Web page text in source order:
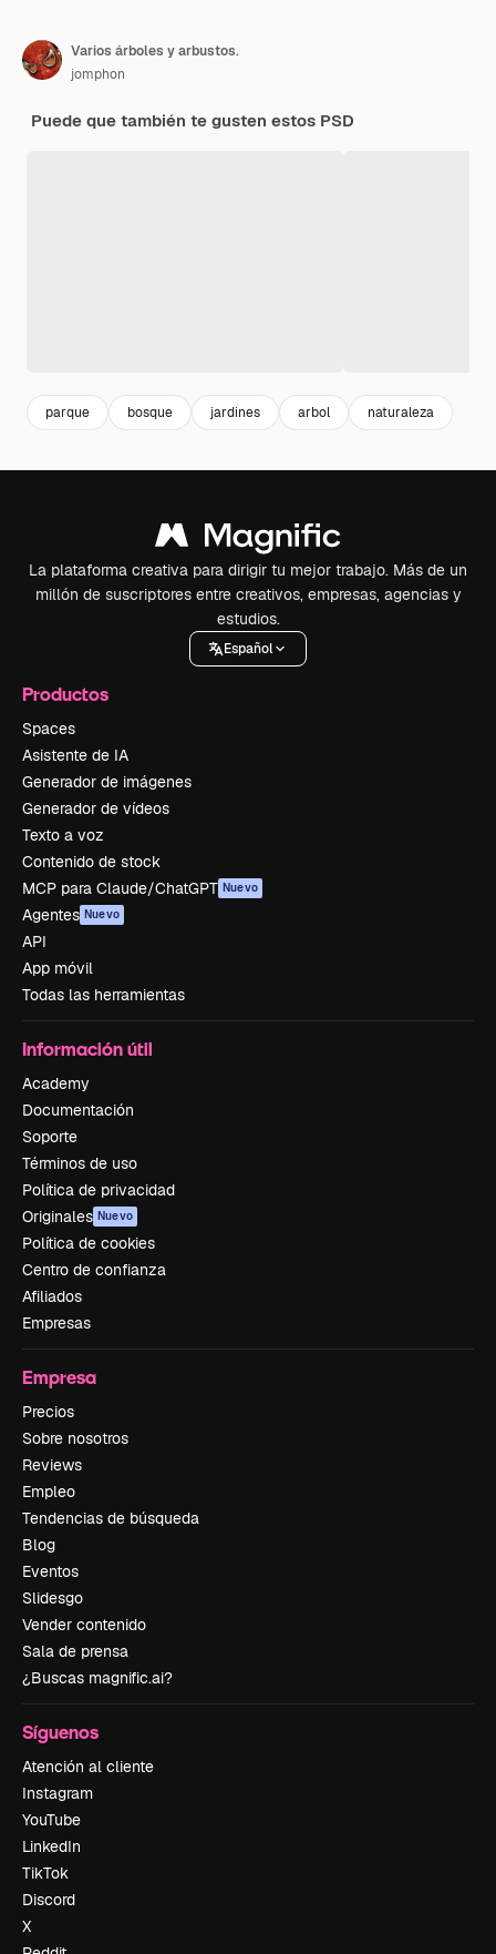
Varios árboles y arbustos.
jomphon
Puede que también te gusten estos PSD
parque bosque jardines arbol naturaleza
La plataforma creativa para dirigir tu mejor trabajo. Más de un
millón de suscriptores entre creativos, empresas, agencias y
estudios.
Español
Productos
Spaces
Asistente de IA
Generador de imágenes
Generador de vídeos
Texto a voz
Contenido de stock
MCP para Claude/ChatGPT Nuevo
Agentes Nuevo
API
App móvil
Todas las herramientas
Información útil
Academy
Documentación
Soporte
Términos de uso
Política de privacidad
Originales Nuevo
Política de cookies
Centro de confianza
Afiliados
Empresas
Empresa
Precios
Sobre nosotros
Reviews
Empleo
Tendencias de búsqueda
Blog
Eventos
Slidesgo
Vender contenido
Sala de prensa
¿Buscas magnific.ai?
Síguenos
Atención al cliente
Instagram
YouTube
LinkedIn
TikTok
Discord
X